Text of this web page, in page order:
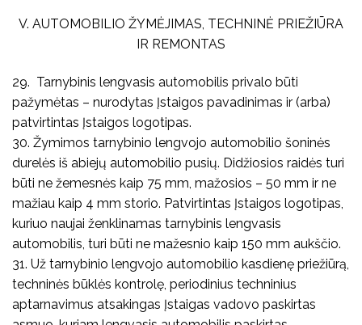
V. AUTOMOBILIO ŽYMĖJIMAS, TECHNINĖ PRIEŽIŪRA
IR REMONTAS
29. Tarnybinis lengvasis automobilis privalo būti
pažymėtas – nurodytas Įstaigos pavadinimas ir (arba)
patvirtintas Įstaigos logotipas.
30. Žymimos tarnybinio lengvojo automobilio šoninės
durelės iš abiejų automobilio pusių. Didžiosios raidės turi
būti ne žemesnės kaip 75 mm, mažosios – 50 mm ir ne
mažiau kaip 4 mm storio. Patvirtintas Įstaigos logotipas,
kuriuo naujai ženklinamas tarnybinis lengvasis
automobilis, turi būti ne mažesnio kaip 150 mm aukščio.
31. Už tarnybinio lengvojo automobilio kasdienę priežiūrą,
techninės būklės kontrolę, periodinius techninius
aptarnavimus atsakingas Įstaigas vadovo paskirtas